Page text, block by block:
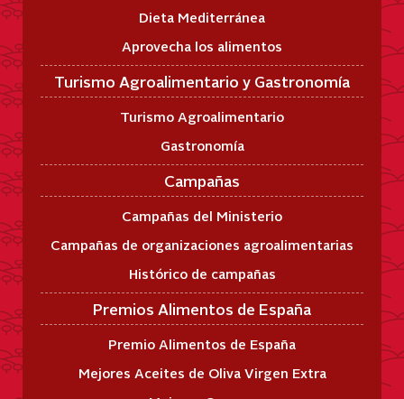
Dieta Mediterránea
Aprovecha los alimentos
Turismo Agroalimentario y Gastronomía
Turismo Agroalimentario
Gastronomía
Campañas
Campañas del Ministerio
Campañas de organizaciones agroalimentarias
Histórico de campañas
Premios Alimentos de España
Premio Alimentos de España
Mejores Aceites de Oliva Virgen Extra